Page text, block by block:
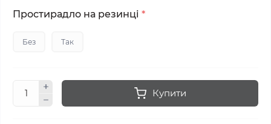
Простирадло на резинці *
Без Так
Купити